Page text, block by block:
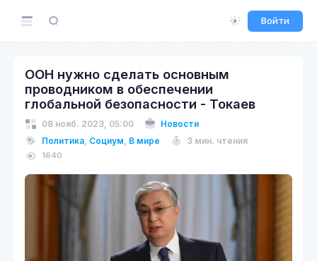
Войти
ООН нужно сделать основным
проводником в обеспечении
глобальной безопасности - Токаев
08 нояб. 2023, 05:00
Новости
Политика, Социум, В мире 3 мин. чтения
1640